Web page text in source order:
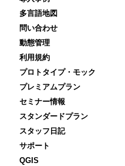
多言語地図
問い合わせ
動態管理
利用規約
プロトタイプ・モック
プレミアムプラン
セミナー情報
スタンダードプラン
スタッフ日記
サポート
QGIS